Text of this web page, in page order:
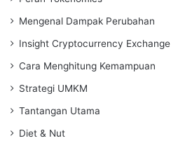
Mengenal Dampak Perubahan
Insight Cryptocurrency Exchange
Cara Menghitung Kemampuan
Strategi UMKM
Tantangan Utama
Diet & Nut